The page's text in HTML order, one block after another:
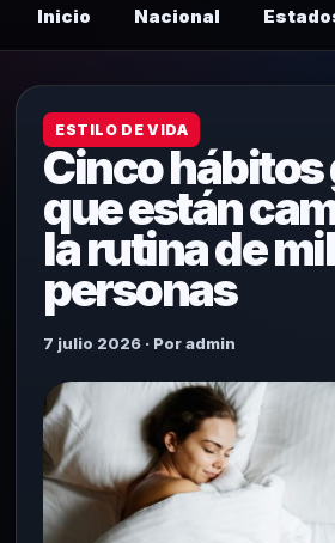
Inicio Nacional
ESTILO DE VIDA
Cinco
que están
la rutina de
personas
7 julio 2026 · Por admin